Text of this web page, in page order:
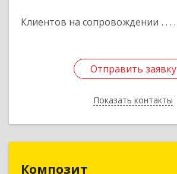
Клиентов на сопровождении
Отправить заявку
Показать контакты
Отправить заявку
Назад
Композит